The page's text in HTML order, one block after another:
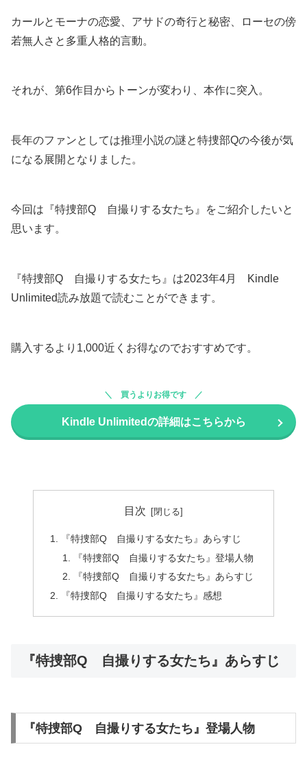
カールとモーナの恋愛、アサドの奇行と秘密、ローセの傍
若無人さと多重人格的言動。
それが、第6作目からトーンが変わり、本作に突入。
長年のファンとしては推理小説の謎と特捜部Qの今後が気
になる展開となりました。
今回は『特捜部Q 自撮りする女たち』をご紹介したいと
思います。
『特捜部Q 自撮りする女たち』は2023年4月 Kindle
Unlimited読み放題で読むことができます。
購入するより1,000近くお得なのでおすすめです。
買うよりお得です
Kindle Unlimitedの詳細はこちらから
目次
『特捜部Q 自撮りする女たち』あらすじ
『特捜部Q 自撮りする女たち』登場人物
『特捜部Q 自撮りする女たち』あらすじ
『特捜部Q 自撮りする女たち』感想
『特捜部Q 自撮りする女たち』あらすじ
『特捜部Q 自撮りする女たち』登場人物